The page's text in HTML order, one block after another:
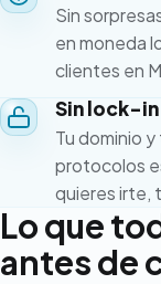
Sin
en moneda
clientes en
Sin lock-in
Tu dominio
protocolos
quieres irte,
Lo que
antes de